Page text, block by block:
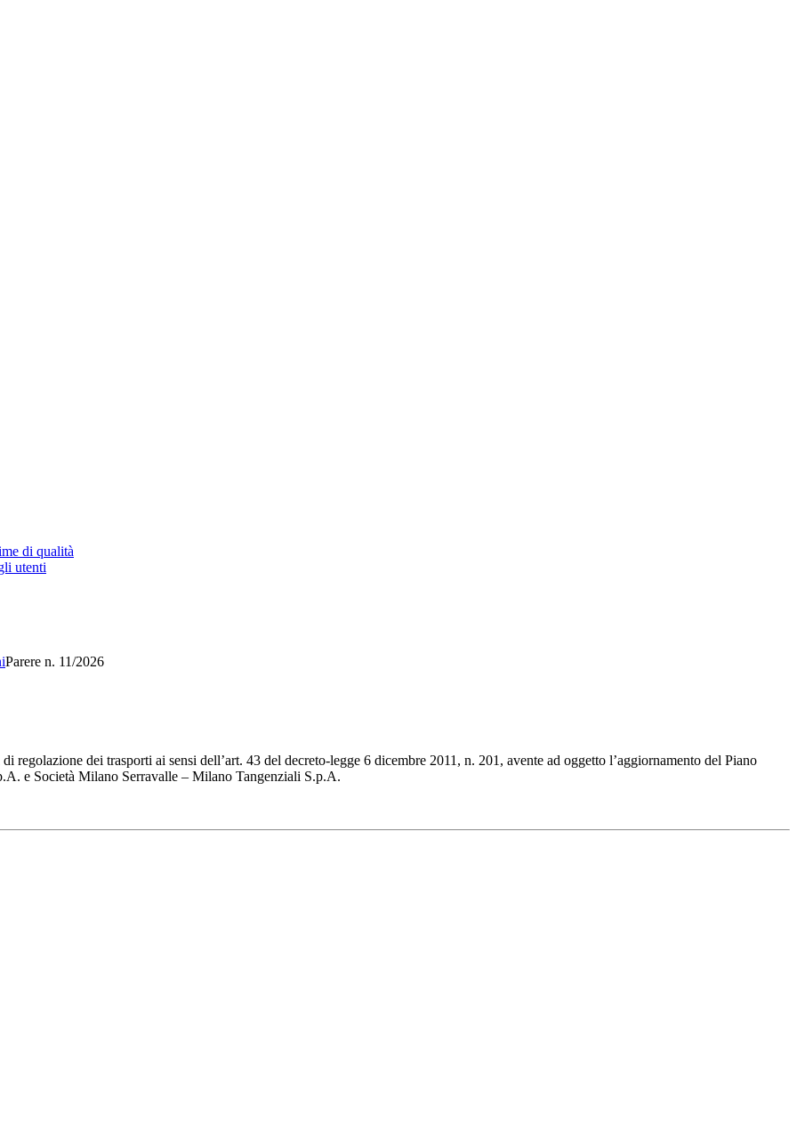
di qualità
utenti
Parere n. 11/2026
regolazione dei trasporti ai sensi dell’art. 43 del decreto-legge 6 dicembre 2011, n. 201, avente ad oggetto l’aggiornamento del Piano
e Società Milano Serravalle – Milano Tangenziali S.p.A.